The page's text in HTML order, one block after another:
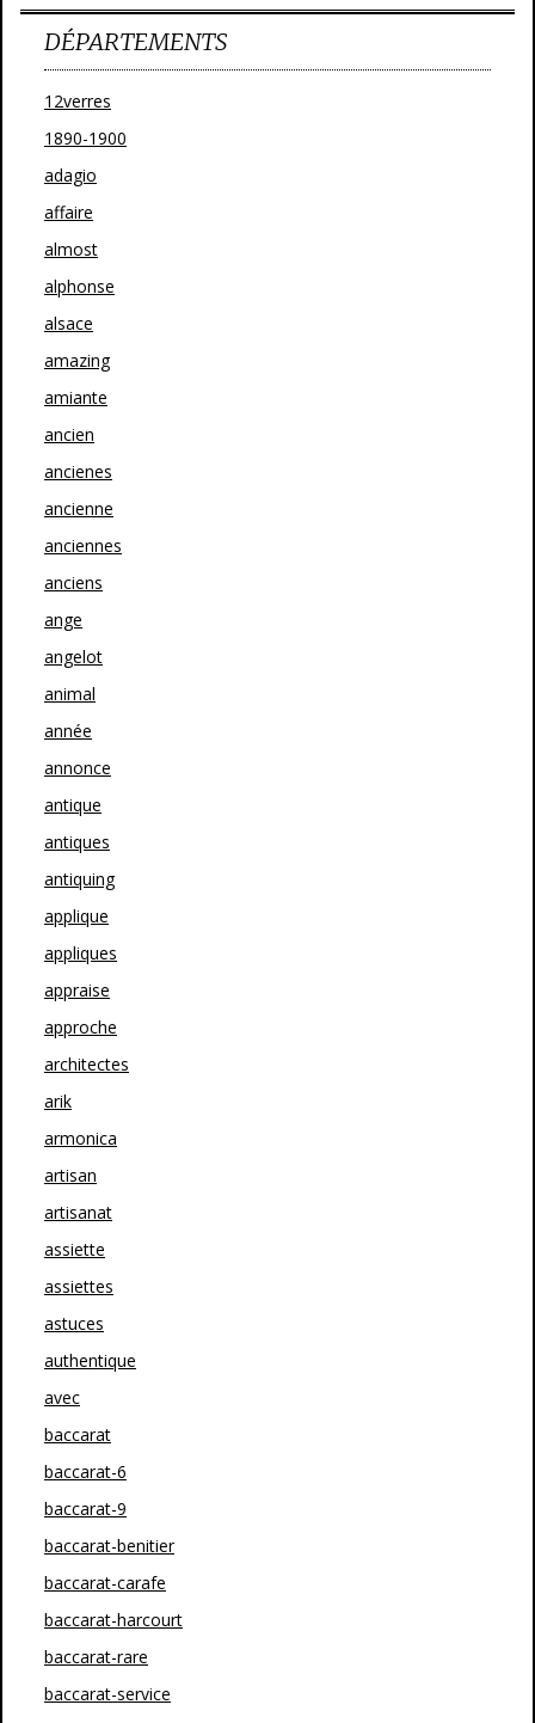
DÉPARTEMENTS
12verres
1890-1900
adagio
affaire
almost
alphonse
alsace
amazing
amiante
ancien
ancienes
ancienne
anciennes
anciens
ange
angelot
animal
année
annonce
antique
antiques
antiquing
applique
appliques
appraise
approche
architectes
arik
armonica
artisan
artisanat
assiette
assiettes
astuces
authentique
avec
baccarat
baccarat-6
baccarat-9
baccarat-benitier
baccarat-carafe
baccarat-harcourt
baccarat-rare
baccarat-service